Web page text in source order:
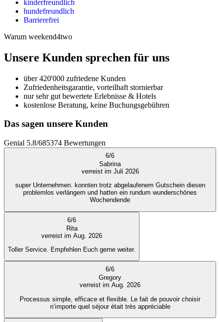
kinderfreundlich
hundefreundlich
Barrierefrei
Warum weekend4two
Unsere Kunden sprechen für uns
über 420'000 zufriedene Kunden
Zufriedenheitsgarantie, vorteilhaft stornierbar
nur sehr gut bewertete Erlebnisse & Hotels
kostenlose Beratung, keine Buchungsgebühren
Das sagen unsere Kunden
Genial 5.8/685374 Bewertungen
6/6
Sabrina
verreist im Juli 2026
super Unternehmen. konnten trotz abgelaufenem Gutschein diesen
problemlos verlängern und hatten ein rundum wunderschönes
Wochendende
6/6
Rita
verreist im Aug. 2026
Toller Service. Empfehlen Euch gerne weiter.
6/6
Gregory
verreist im Aug. 2026
Processus simple, efficace et flexible. Le fait de pouvoir choisir
n’importe quel séjour était très appréciable